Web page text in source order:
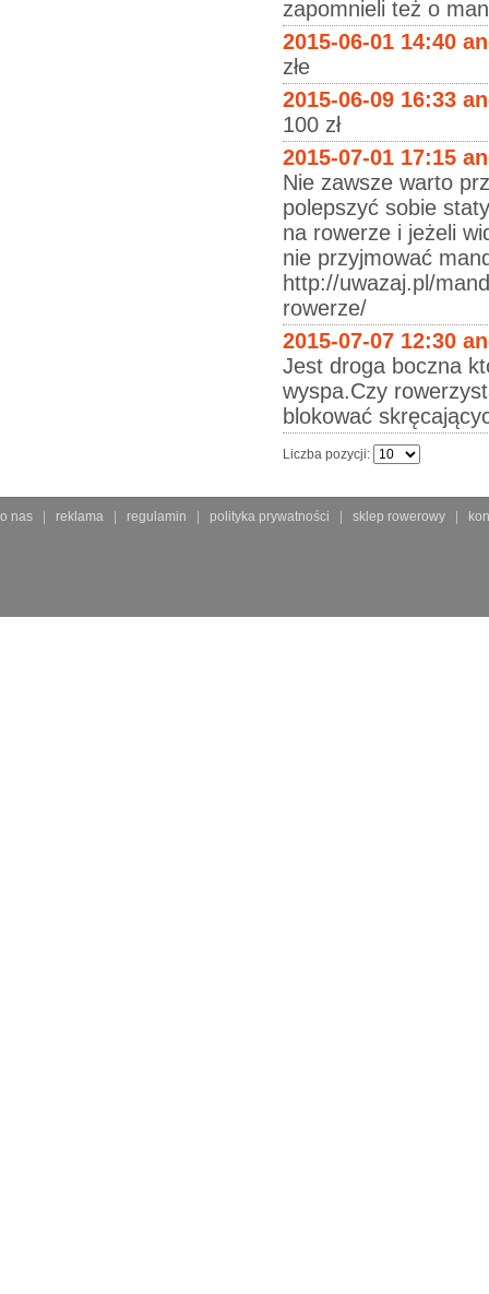
zapomnieli też o
2015-06-01 14:40
złe
2015-06-09 16:33
100 zł
2015-07-01 17:15
Nie zawsze warto
polepszyć sobie
na rowerze i jeżeli
nie przyjmować
http://uwazaj.pl/
rowerze/
2015-07-07 12:30
Jest droga boczna
wyspa.Czy
blokować
Liczba pozycji:
o nas reklama regulamin polityka prywatności sklep rowerowy